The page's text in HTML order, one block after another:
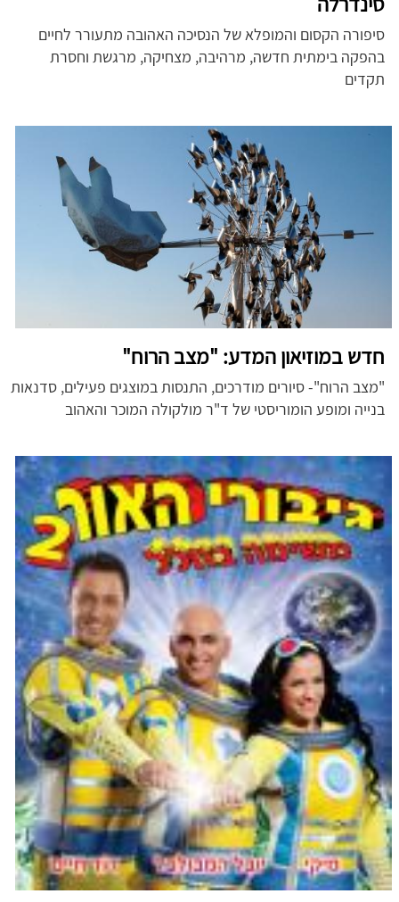
סיפורה הקסום והמופלא של הנסיכה האהובה מתעורר לחיים
בהפקה בימתית חדשה, מרהיבה, מצחיקה, מרגשת וחסרת
תקדים
חדש במוזיאון המדע: "מצב הרוח"
"מצב הרוח"- סיורים מודרכים, התנסות במוצגים פעילים, סדנאות
בנייה ומופע הומוריסטי של ד"ר מולקולה המוכר והאהוב